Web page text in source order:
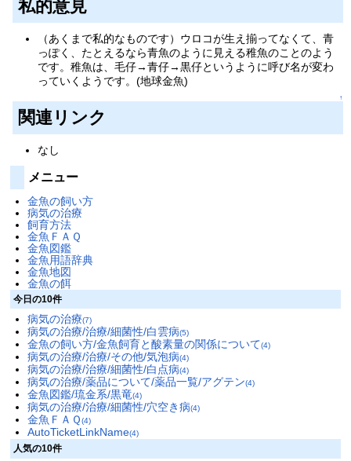
私的意見
（あくまで私的なものです）ウロコが生え揃ってなくて、青
っぽく、たとえるなら青魚のように見える稚魚のことのよう
です。稚魚は、毛仔→青仔→黒仔というように呼び名が変わ
っていくようです。(地球金魚)
↑
関連リンク
なし
メニュー
金魚の飼い方
病気の治療
飼育方法
金魚ＦＡＱ
金魚図鑑
金魚用語辞典
金魚地図
金魚の餌
今日の10件
病気の治療(7)
病気の治療/治療/細菌性/白雲病(5)
金魚の飼い方/金魚飼育と酸素量の関係について(4)
病気の治療/治療/その他/気泡病(4)
病気の治療/治療/細菌性/白点病(4)
病気の治療/薬品について/薬品一覧/アグテン(4)
金魚図鑑/琉金系/黒竜(4)
病気の治療/治療/細菌性/穴空き病(4)
金魚ＦＡＱ(4)
AutoTicketLinkName(4)
人気の10件